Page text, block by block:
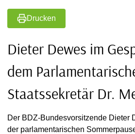
Drucken
Dieter Dewes im
dem
Staatssekretär Dr.
Der BDZ-Bundesvorsitzende Dieter
der parlamentarischen